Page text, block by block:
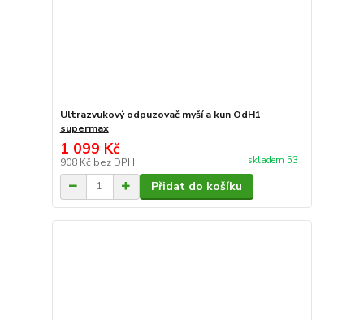
Ultrazvukový odpuzovač myší a kun OdH1
supermax
1 099 Kč
908 Kč bez DPH skladem 53
Přidat do košíku